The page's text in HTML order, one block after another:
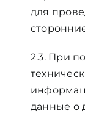
для
2.3. При
данные о